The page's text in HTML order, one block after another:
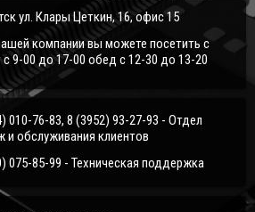
ул. Клары Цеткин, 16, офис 15
компании вы можете посетить с
9-00 до 17-00 обед с 12-30 до 13-20
010-76-83, 8 (3952) 93-27-93 - Отдел
и обслуживания клиентов
075-85-99 - Техническая поддержка